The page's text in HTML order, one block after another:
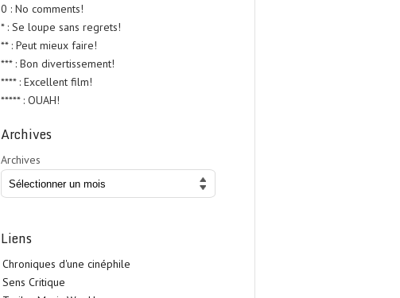
0 : No comments!
* : Se loupe sans regrets!
** : Peut mieux faire!
*** : Bon divertissement!
**** : Excellent film!
***** : OUAH!
Archives
Archives
Liens
Chroniques d'une cinéphile
Sens Critique